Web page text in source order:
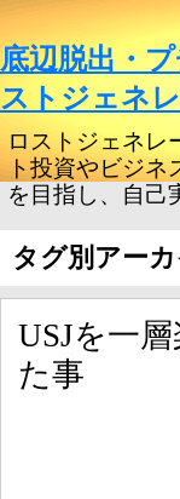
底辺脱出・
ストジェネ
ロストジェネレ
ト投資やビジ
を目指し、自己
タグ別アー
USJを一
た事